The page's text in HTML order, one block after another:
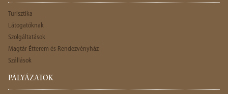
Turisztika
Látogatóknak
Szolgáltatások
Magtár Étterem és Rendezvényház
Szállások
PÁLYÁZATOK